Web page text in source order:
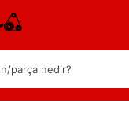
parça nedir?